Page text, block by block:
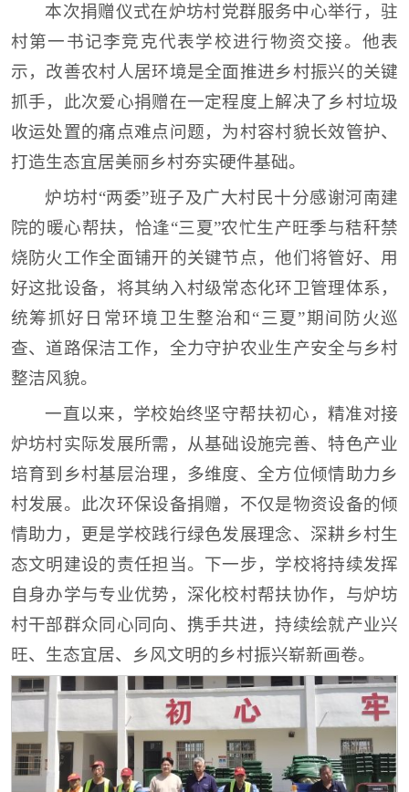
本次捐赠仪式在炉坊村党群服务中心举行，驻
村第一书记李竞克代表学校进行物资交接。他表
示，改善农村人居环境是全面推进乡村振兴的关键
抓手，此次爱心捐赠在一定程度上解决了乡村垃圾
收运处置的痛点难点问题，为村容村貌长效管护、
打造生态宜居美丽乡村夯实硬件基础。
炉坊村“两委”班子及广大村民十分感谢河南建
院的暖心帮扶，恰逢“三夏”农忙生产旺季与秸秆禁
烧防火工作全面铺开的关键节点，他们将管好、用
好这批设备，将其纳入村级常态化环卫管理体系，
统筹抓好日常环境卫生整治和“三夏”期间防火巡
查、道路保洁工作，全力守护农业生产安全与乡村
整洁风貌。
一直以来，学校始终坚守帮扶初心，精准对接
炉坊村实际发展所需，从基础设施完善、特色产业
培育到乡村基层治理，多维度、全方位倾情助力乡
村发展。此次环保设备捐赠，不仅是物资设备的倾
情助力，更是学校践行绿色发展理念、深耕乡村生
态文明建设的责任担当。下一步，学校将持续发挥
自身办学与专业优势，深化校村帮扶协作，与炉坊
村干部群众同心同向、携手共进，持续绘就产业兴
旺、生态宜居、乡风文明的乡村振兴崭新画卷。